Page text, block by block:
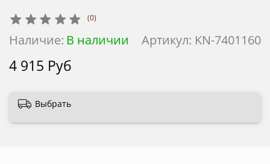
(0)
Артикул: KN-7401160
Наличие: В наличии
4 915 Руб
Выбрать